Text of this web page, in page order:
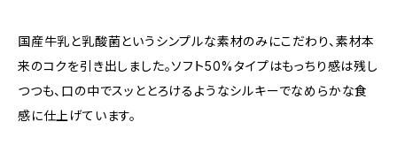
国産牛乳と乳酸菌というシンプルな素材のみにこだわり、素材本
来のコクを引き出しました。ソフト50%タイプはもっちり感は残し
つつも、口の中でスッととろけるようなシルキーでなめらかな食
感に仕上げています。